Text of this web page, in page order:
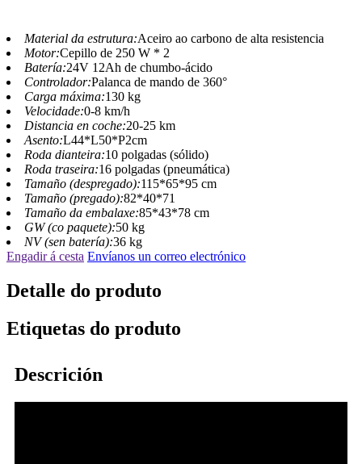
Material da estrutura:Aceiro ao carbono de alta resistencia
Motor:Cepillo de 250 W * 2
Batería:24V 12Ah de chumbo-ácido
Controlador:Palanca de mando de 360°
Carga máxima:130 kg
Velocidade:0-8 km/h
Distancia en coche:20-25 km
Asento:L44*L50*P2cm
Roda dianteira:10 polgadas (sólido)
Roda traseira:16 polgadas (pneumática)
Tamaño (despregado):115*65*95 cm
Tamaño (pregado):82*40*71
Tamaño da embalaxe:85*43*78 cm
GW (co paquete):50 kg
NV (sen batería):36 kg
Engadir á cesta Envíanos un correo electrónico
Detalle do produto
Etiquetas do produto
Descrición